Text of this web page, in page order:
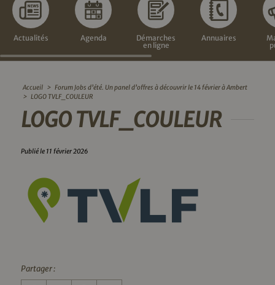
Actualités Agenda
Démarches
en ligne
Annuaires
Accueil > Forum Jobs d’été. Un panel d’offres à découvrir le 14 février à Ambert
> LOGO TVLF_COULEUR
LOGO TVLF_COULEUR
Publié le 11 février 2026
Partager :